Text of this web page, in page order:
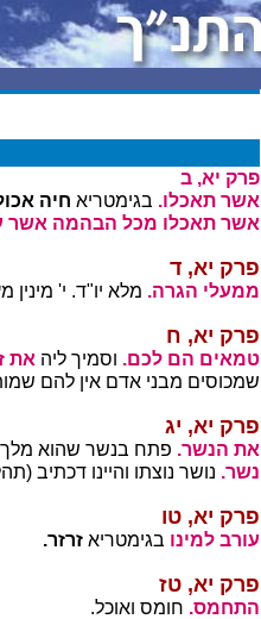
פרק יא, ב
אשר תאכלו. בגימטריא חיה
אשר תאכלו מכל הבהמה אשר
פרק יא, ד
ממעלי הגרה. מלא יו"ד. י' מינין
פרק יא, ח
טמאים הם לכם. וסמיך ליה את
שמכוסים מבני אדם אין להם
פרק יא, יג
את הנשר. פתח בנשר שהוא מלך
נשר. נושר נוצתו והיינו דכתיב
פרק יא, טו
עורב למינו בגימטריא זרזר.
פרק יא, טז
התחמס. חומס ואוכל.